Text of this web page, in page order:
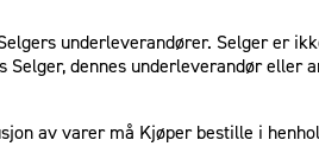
underleverandører. Selger er
dennes underleverandør
av varer må Kjøper bestille i